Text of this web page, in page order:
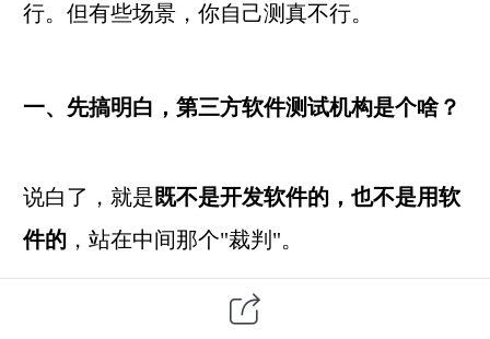
行。但有些场景，你自己测真不行。
一、先搞明白，第三方软件测试机构是个啥？
说白了，就是既不是开发软件的，也不是用软
件的 ，站在中间那个"裁判"。
你开发了一套系统，甲方说"我不信你说的没